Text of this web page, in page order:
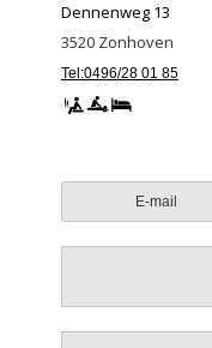
Dennenweg 13
3520 Zonhoven
Tel:0496/28 01 85
E-mail